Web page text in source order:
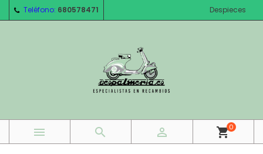
Teléfono: 680578471 Despieces
   shopping_cart0